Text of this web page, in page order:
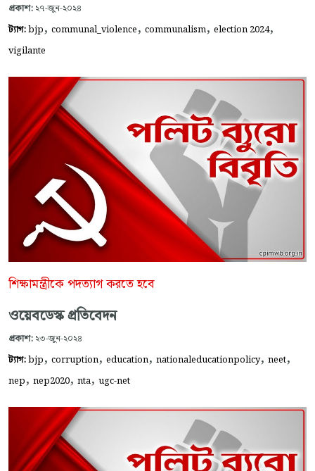
প্রকাশ: ২৭-জুন-২০২৪
ট্যাগ:bjp, communal_violence, communalism, election 2024,
vigilante
শিক্ষামন্ত্রীকে পদত্যাগ করতে হবে
ওয়েবডেস্ক প্রতিবেদন
প্রকাশ: ২৩-জুন-২০২৪
ট্যাগ:bjp, corruption, education, nationaleducationpolicy, neet,
nep, nep2020, nta, ugc-net